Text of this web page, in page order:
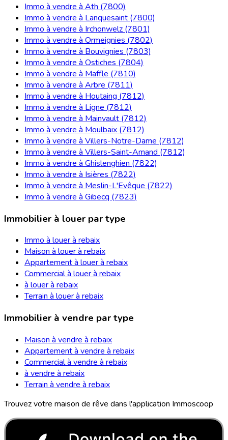
Immo à vendre à Ath (7800)
Immo à vendre à Lanquesaint (7800)
Immo à vendre à Irchonwelz (7801)
Immo à vendre à Ormeignies (7802)
Immo à vendre à Bouvignies (7803)
Immo à vendre à Ostiches (7804)
Immo à vendre à Maffle (7810)
Immo à vendre à Arbre (7811)
Immo à vendre à Houtaing (7812)
Immo à vendre à Ligne (7812)
Immo à vendre à Mainvault (7812)
Immo à vendre à Moulbaix (7812)
Immo à vendre à Villers-Notre-Dame (7812)
Immo à vendre à Villers-Saint-Amand (7812)
Immo à vendre à Ghislenghien (7822)
Immo à vendre à Isières (7822)
Immo à vendre à Meslin-L'Evêque (7822)
Immo à vendre à Gibecq (7823)
Immobilier à louer par type
Immo à louer à rebaix
Maison à louer à rebaix
Appartement à louer à rebaix
Commercial à louer à rebaix
à louer à rebaix
Terrain à louer à rebaix
Immobilier à vendre par type
Maison à vendre à rebaix
Appartement à vendre à rebaix
Commercial à vendre à rebaix
à vendre à rebaix
Terrain à vendre à rebaix
Trouvez votre maison de rêve dans l'application Immoscoop